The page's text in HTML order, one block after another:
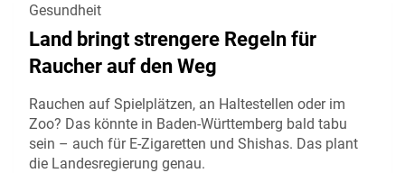
Gesundheit
Land bringt strengere Regeln für
Raucher auf den Weg
Rauchen auf Spielplätzen, an Haltestellen oder im
Zoo? Das könnte in Baden-Württemberg bald tabu
sein – auch für E-Zigaretten und Shishas. Das plant
die Landesregierung genau.